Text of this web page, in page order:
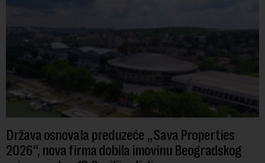
Država osnovala preduzeće „Sava Properties
2026“, nova firma dobila imovinu Beogradskog